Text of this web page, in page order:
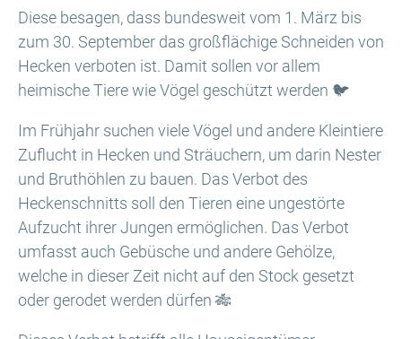
Diese besagen, dass bundesweit vom 1. März bis
zum 30. September das großflächige Schneiden von
Hecken verboten ist. Damit sollen vor allem
heimische Tiere wie Vögel geschützt werden 🐦
Im Frühjahr suchen viele Vögel und andere Kleintiere
Zuflucht in Hecken und Sträuchern, um darin Nester
und Bruthöhlen zu bauen. Das Verbot des
Heckenschnitts soll den Tieren eine ungestörte
Aufzucht ihrer Jungen ermöglichen. Das Verbot
umfasst auch Gebüsche und andere Gehölze,
welche in dieser Zeit nicht auf den Stock gesetzt
oder gerodet werden dürfen 🎋